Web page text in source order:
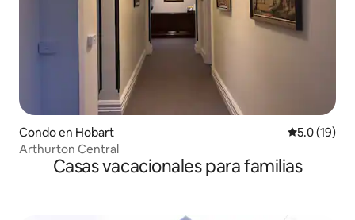
Condo en Hobart Calificación
5.0 (19)
Arthurton Central
Casas vacacionales para familias